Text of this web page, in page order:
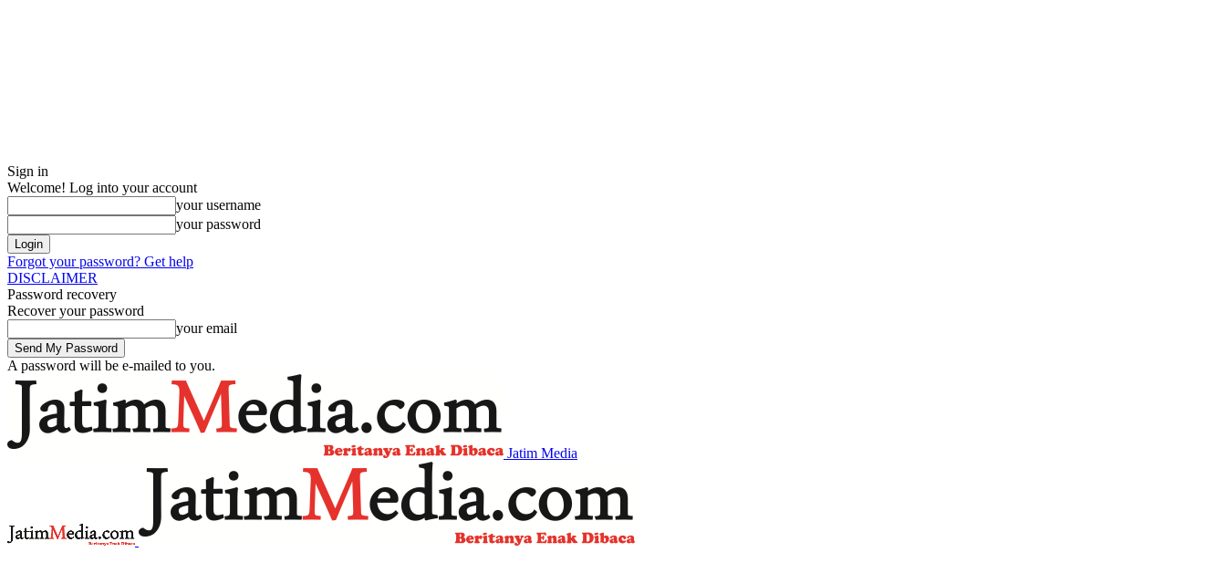
Sign in
Welcome! Log into your account
your username
your password
Forgot your password? Get help
DISCLAIMER
Password recovery
Recover your password
your email
A password will be e-mailed to you.
Jatim Media